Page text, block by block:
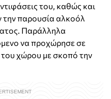
του, καθώς και
την παρουσία αλκοόλ
Παράλληλα
να προχώρησε σε
του χώρου με σκοπό την